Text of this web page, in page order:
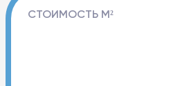
СТОИМОСТЬ М²